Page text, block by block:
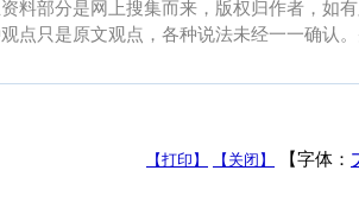
料部分是网上搜集而来，版权归作者，如
点只是原文观点，各种说法未经一一确认
【打印】 【关闭】 【字体：